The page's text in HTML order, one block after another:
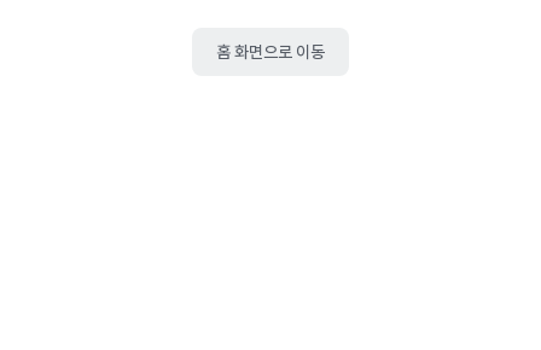
홈 화면으로 이동